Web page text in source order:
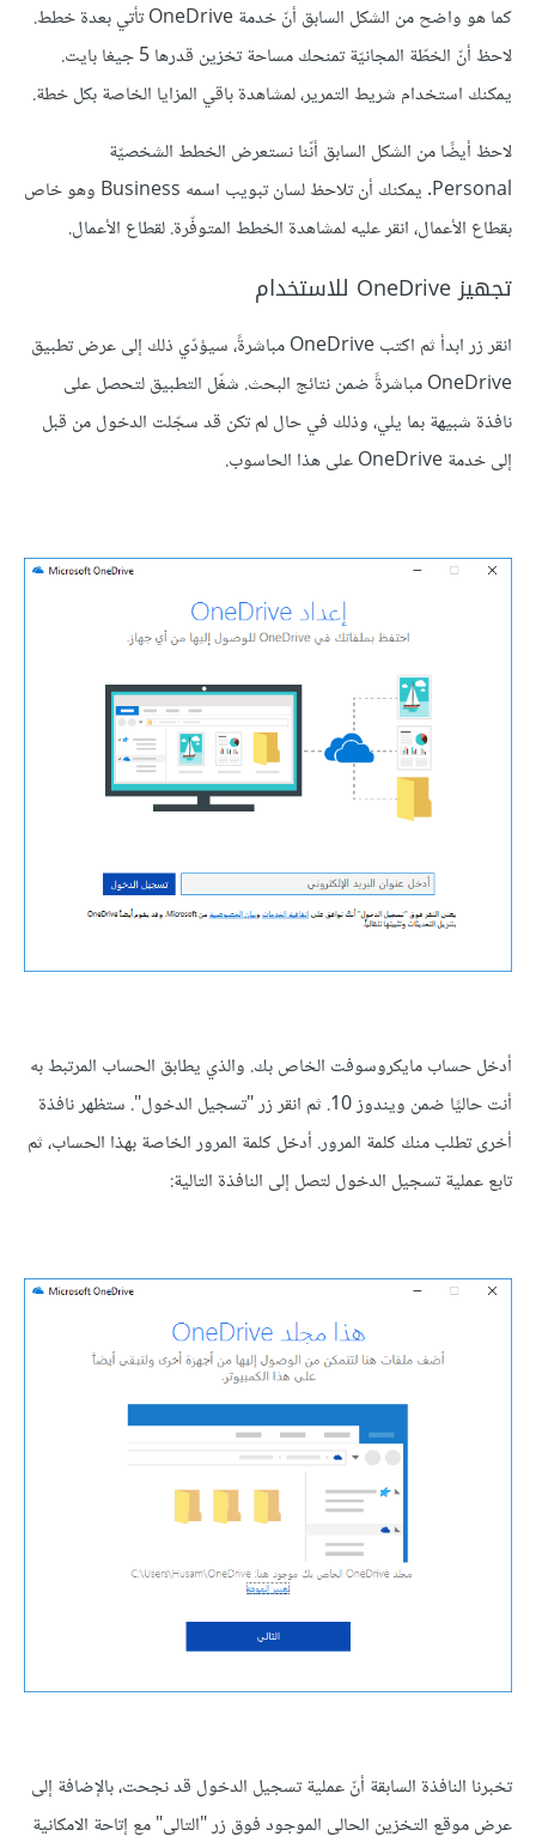
كما هو واضح من الشكل السابق أنّ خدمة OneDrive تأتي بعدة خطط.
لاحظ أنّ الخطّة المجانيّة تمنحك مساحة تخزين قدرها 5 جيغا بايت.
يمكنك استخدام شريط التمرير، لمشاهدة باقي المزايا الخاصة بكل خطة.
لاحظ أيضًا من الشكل السابق أنّنا نستعرض الخطط الشخصيّة
Personal. يمكنك أن تلاحظ لسان تبويب اسمه Business وهو خاص
بقطاع الأعمال، انقر عليه لمشاهدة الخطط المتوفّرة. لقطاع الأعمال.
تجهيز OneDrive للاستخدام
انقر زر ابدأ ثم اكتب OneDrive مباشرةً، سيؤدّي ذلك إلى عرض تطبيق
OneDrive مباشرةً ضمن نتائج البحث. شغّل التطبيق لتحصل على
نافذة شبيهة بما يلي، وذلك في حال لم تكن قد سجّلت الدخول من قبل
إلى خدمة OneDrive على هذا الحاسوب.
أدخل حساب مايكروسوفت الخاص بك. والذي يطابق الحساب المرتبط به
أنت حاليًا ضمن ويندوز 10. ثم انقر زر "تسجيل الدخول". ستظهر نافذة
أخرى تطلب منك كلمة المرور. أدخل كلمة المرور الخاصة بهذا الحساب، ثم
تابع عملية تسجيل الدخول لتصل إلى النافذة التالية:
تخبرنا النافذة السابقة أنّ عملية تسجيل الدخول قد نجحت، بالإضافة إلى
عرض موقع التخزين الحالي الموجود فوق زر "التالي" مع إتاحة الامكانية